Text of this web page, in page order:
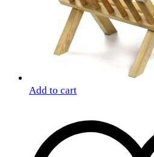
Add to cart